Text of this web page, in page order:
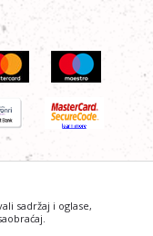
u opisu proizvoda,
sadržaj i oglase,